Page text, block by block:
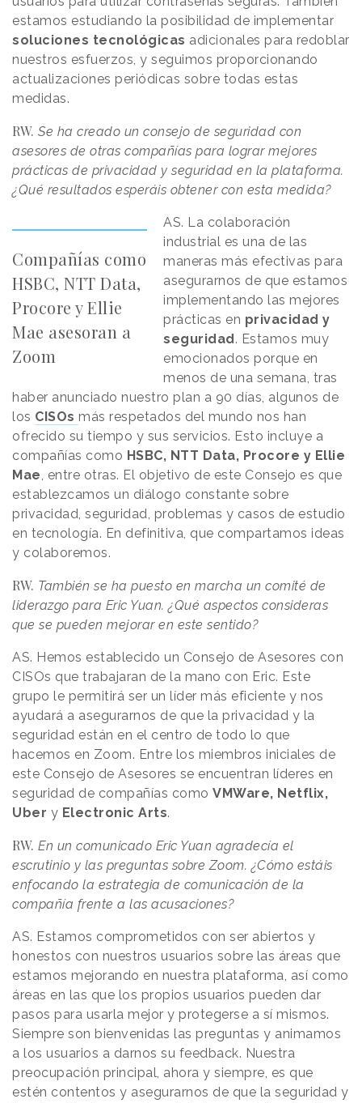
estamos estudiando la posibilidad de implementar
soluciones tecnológicas adicionales para redoblar
nuestros esfuerzos, y seguimos proporcionando
actualizaciones periódicas sobre todas estas
medidas.
RW. Se ha creado un consejo de seguridad con
asesores de otras compañías para lograr mejores
prácticas de privacidad y seguridad en la plataforma.
¿Qué resultados esperáis obtener con esta medida?
Compañías como
HSBC, NTT Data,
Procore y Ellie
Mae asesoran a
Zoom
AS. La colaboración
industrial es una de las
maneras más efectivas para
asegurarnos de que estamos
implementando las mejores
prácticas en privacidad y
seguridad . Estamos muy
emocionados porque en
menos de una semana, tras
haber anunciado nuestro plan a 90 días, algunos de
los CISOs más respetados del mundo nos han
ofrecido su tiempo y sus servicios. Esto incluye a
compañías como HSBC, NTT Data, Procore y Ellie
Mae, entre otras. El objetivo de este Consejo es que
establezcamos un diálogo constante sobre
privacidad, seguridad, problemas y casos de estudio
en tecnología. En definitiva, que compartamos ideas
y colaboremos.
RW. También se ha puesto en marcha un comité de
liderazgo para Eric Yuan. ¿Qué aspectos consideras
que se pueden mejorar en este sentido?
AS. Hemos establecido un Consejo de Asesores con
CISOs que trabajaran de la mano con Eric. Este
grupo le permitirá ser un líder más eficiente y nos
ayudará a asegurarnos de que la privacidad y la
seguridad están en el centro de todo lo que
hacemos en Zoom. Entre los miembros iniciales de
este Consejo de Asesores se encuentran líderes en
seguridad de compañías como VMWare, Netflix,
Uber y Electronic Arts.
RW. En un comunicado Eric Yuan agradecía el
escrutinio y las preguntas sobre Zoom. ¿Cómo estáis
enfocando la estrategia de comunicación de la
compañía frente a las acusaciones?
AS. Estamos comprometidos con ser abiertos y
honestos con nuestros usuarios sobre las áreas que
estamos mejorando en nuestra plataforma, así como
áreas en las que los propios usuarios pueden dar
pasos para usarla mejor y protegerse a sí mismos.
Siempre son bienvenidas las preguntas y animamos
a los usuarios a darnos su feedback. Nuestra
preocupación principal, ahora y siempre, es que
estén contentos y asegurarnos de que la seguridad y